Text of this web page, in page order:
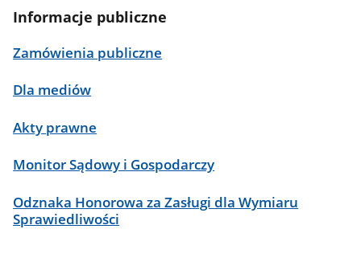
Informacje publiczne
Zamówienia publiczne
Dla mediów
Akty prawne
Monitor Sądowy i Gospodarczy
Odznaka Honorowa za Zasługi dla Wymiaru
Sprawiedliwości